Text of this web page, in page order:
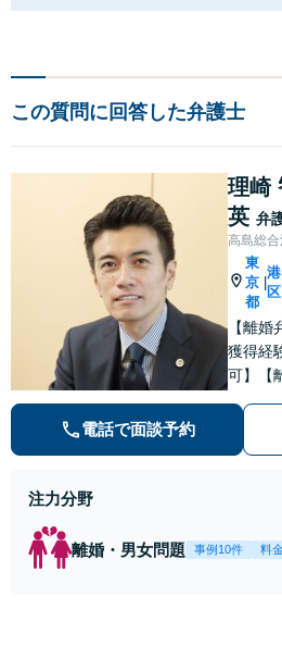
この質問に回答した弁護士
理崎
英 弁
高島総
東
京
都
港
区
【離
獲得経
可】【
き寝
ご相談
電話で面談予約
注力分野
離婚・男女問題 事例10件 料